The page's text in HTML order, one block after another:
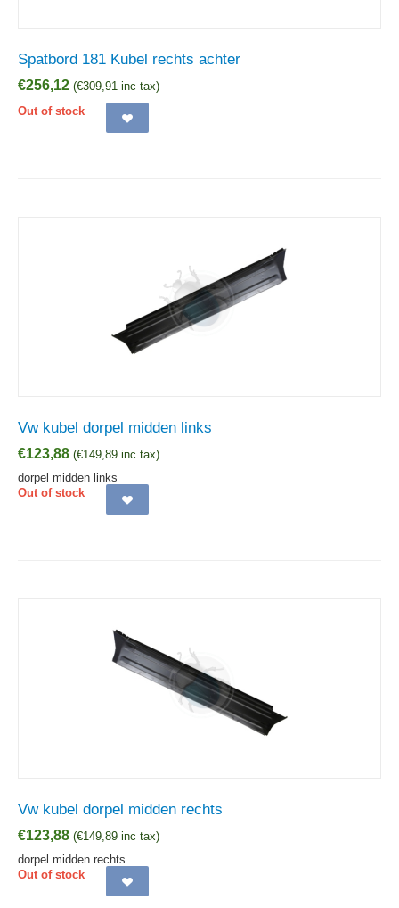
Spatbord 181 Kubel rechts achter
€256,12 (€309,91 inc tax)
Out of stock
Vw kubel dorpel midden links
€123,88 (€149,89 inc tax)
dorpel midden links
Out of stock
Vw kubel dorpel midden rechts
€123,88 (€149,89 inc tax)
dorpel midden rechts
Out of stock